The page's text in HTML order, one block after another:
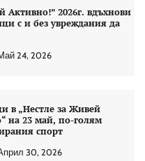
Aктивно!” 2026г. вдъхнови
с и без увреждания да
24, 2026
в „Нестле за Живей
на 23 май, по-голям
спорт
30, 2026